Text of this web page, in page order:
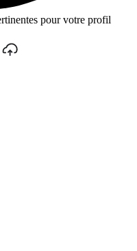
pour votre profil